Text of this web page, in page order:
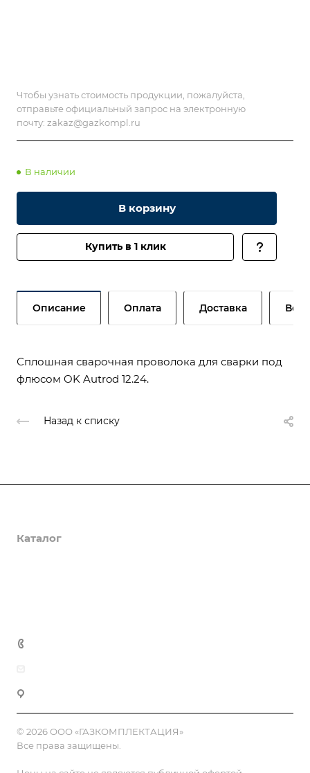
Чтобы узнать стоимость продукции, пожалуйста,
отправьте официальный запрос на электронную
почту: zakaz@gazkompl.ru
В наличии
В корзину
Купить в 1 клик
Описание Оплата Доставка
Сплошная сварочная проволока для сварки под
флюсом OK Autrod 12.24.
Назад к списку
Каталог
© 2026 ООО «ГАЗКОМПЛЕКТАЦИЯ»
Все права защищены.